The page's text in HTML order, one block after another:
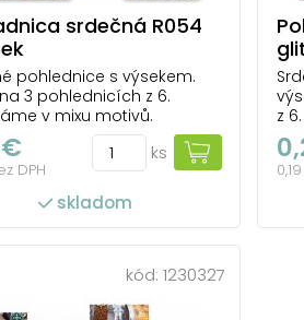
srdečná R054
pohlednice s výsekem.
3 pohlednicích z 6.
v mixu motivů.
v balení: 100
€
DPH
ks
skladom
z
kód: 1230327